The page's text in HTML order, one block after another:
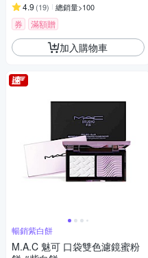
4.9 (19) 總銷量>100
券 滿額贈
加入購物車
暢銷紫白餅
M.A.C 魅可 口袋雙色濾鏡蜜粉